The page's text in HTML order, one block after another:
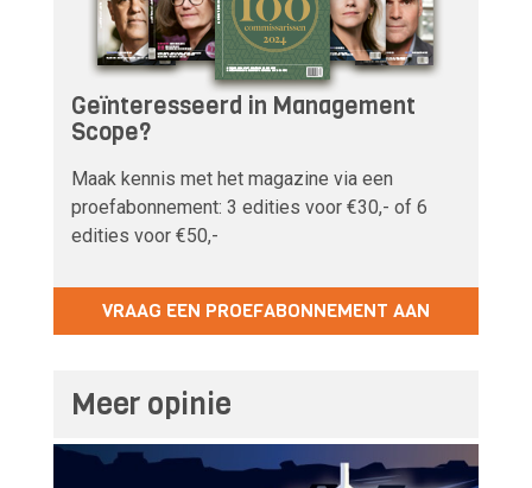
Geïnteresseerd in Management
Scope?
Maak kennis met het magazine via een
proefabonnement: 3 edities voor €30,- of 6
edities voor €50,-
VRAAG EEN PROEFABONNEMENT AAN
Meer opinie